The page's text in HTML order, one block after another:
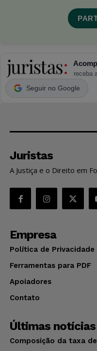
receba
Seguir no Google
Juristas
A Justiça e o Direito em
Empresa
Política de Privacidade
Ferramentas para PDF
Apoiadores
Contato
Últimas notícias
Composição da taxa